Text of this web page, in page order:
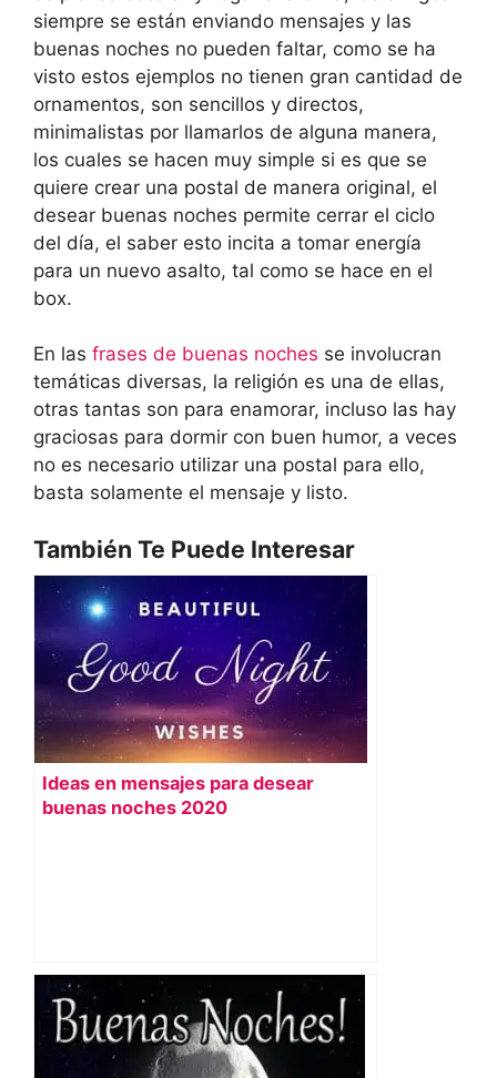
siempre se están enviando mensajes y las
buenas noches no pueden faltar, como se ha
visto estos ejemplos no tienen gran cantidad de
ornamentos, son sencillos y directos,
minimalistas por llamarlos de alguna manera,
los cuales se hacen muy simple si es que se
quiere crear una postal de manera original, el
desear buenas noches permite cerrar el ciclo
del día, el saber esto incita a tomar energía
para un nuevo asalto, tal como se hace en el
box.
En las frases de buenas noches se involucran
temáticas diversas, la religión es una de ellas,
otras tantas son para enamorar, incluso las hay
graciosas para dormir con buen humor, a veces
no es necesario utilizar una postal para ello,
basta solamente el mensaje y listo.
También Te Puede Interesar
Ideas en mensajes para desear
buenas noches 2020